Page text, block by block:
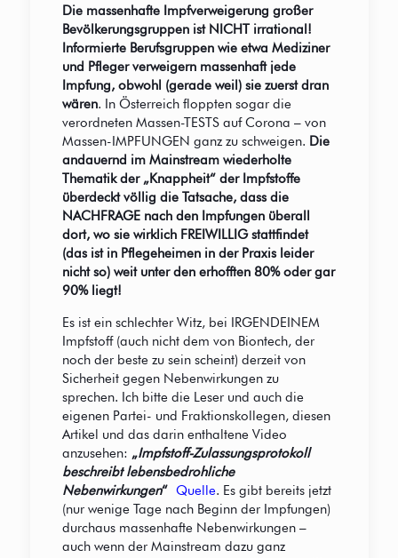
Die massenhafte Impfverweigerung großer
Bevölkerungsgruppen ist NICHT irrational!
Informierte Berufsgruppen wie etwa Mediziner
und Pfleger verweigern massenhaft jede
Impfung, obwohl (gerade weil) sie zuerst dran
wären. In Österreich floppten sogar die
verordneten Massen-TESTS auf Corona – von
Massen-IMPFUNGEN ganz zu schweigen. Die
andauernd im Mainstream wiederholte
Thematik der „Knappheit“ der Impfstoffe
überdeckt völlig die Tatsache, dass die
NACHFRAGE nach den Impfungen überall
dort, wo sie wirklich FREIWILLIG stattfindet
(das ist in Pflegeheimen in der Praxis leider
nicht so) weit unter den erhofften 80% oder gar
90% liegt!
Es ist ein schlechter Witz, bei IRGENDEINEM
Impfstoff (auch nicht dem von Biontech, der
noch der beste zu sein scheint) derzeit von
Sicherheit gegen Nebenwirkungen zu
sprechen. Ich bitte die Leser und auch die
eigenen Partei- und Fraktionskollegen, diesen
Artikel und das darin enthaltene Video
anzusehen: „Impfstoff-Zulassungsprotokoll
beschreibt lebensbedrohliche
Nebenwirkungen“ Quelle. Es gibt bereits jetzt
(nur wenige Tage nach Beginn der Impfungen)
durchaus massenhafte Nebenwirkungen –
auch wenn der Mainstream dazu ganz